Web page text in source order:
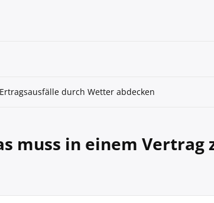
durch Wetter abdecken
muss in einem